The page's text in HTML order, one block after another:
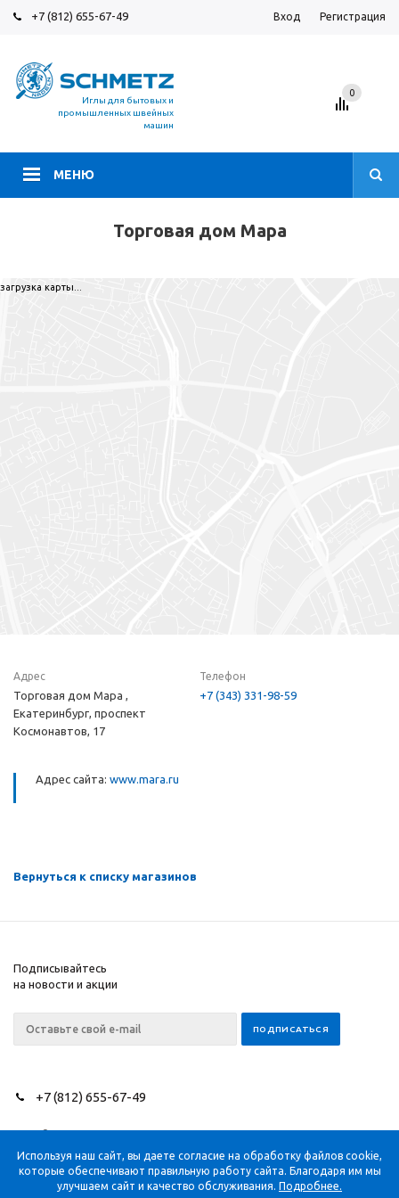
+7 (812) 655-67-49 Вход Регистрация
Иглы для бытовых и
промышленных швейных
машин
МЕНЮ
0
Торговая дом Мара
загрузка карты...
Адрес
Торговая дом Мара ,
Екатеринбург, проспект
Космонавтов, 17
Телефон
+7 (343) 331-98-59
Адрес сайта: www.mara.ru
Вернуться к списку магазинов
Подписывайтесь
на новости и акции
+7 (812) 655-67-49
2026 © NEEDLES SINCE
1851
Помощь
Информация
Используя наш сайт, вы даете согласие на обработку файлов cookie,
которые обеспечивают правильную работу сайта. Благодаря им мы
улучшаем сайт и качество обслуживания. Подробнее.